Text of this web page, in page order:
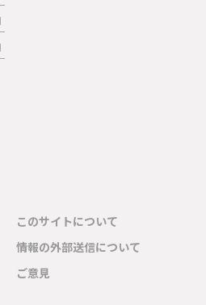
このサイトについて
情報の外部送信について
ご意見